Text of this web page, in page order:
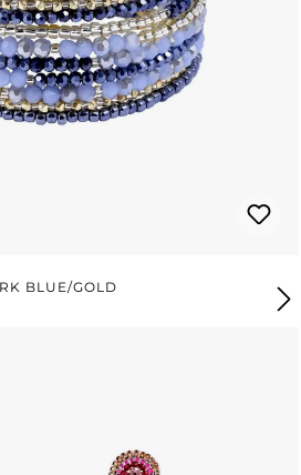
BLUE/GOLD